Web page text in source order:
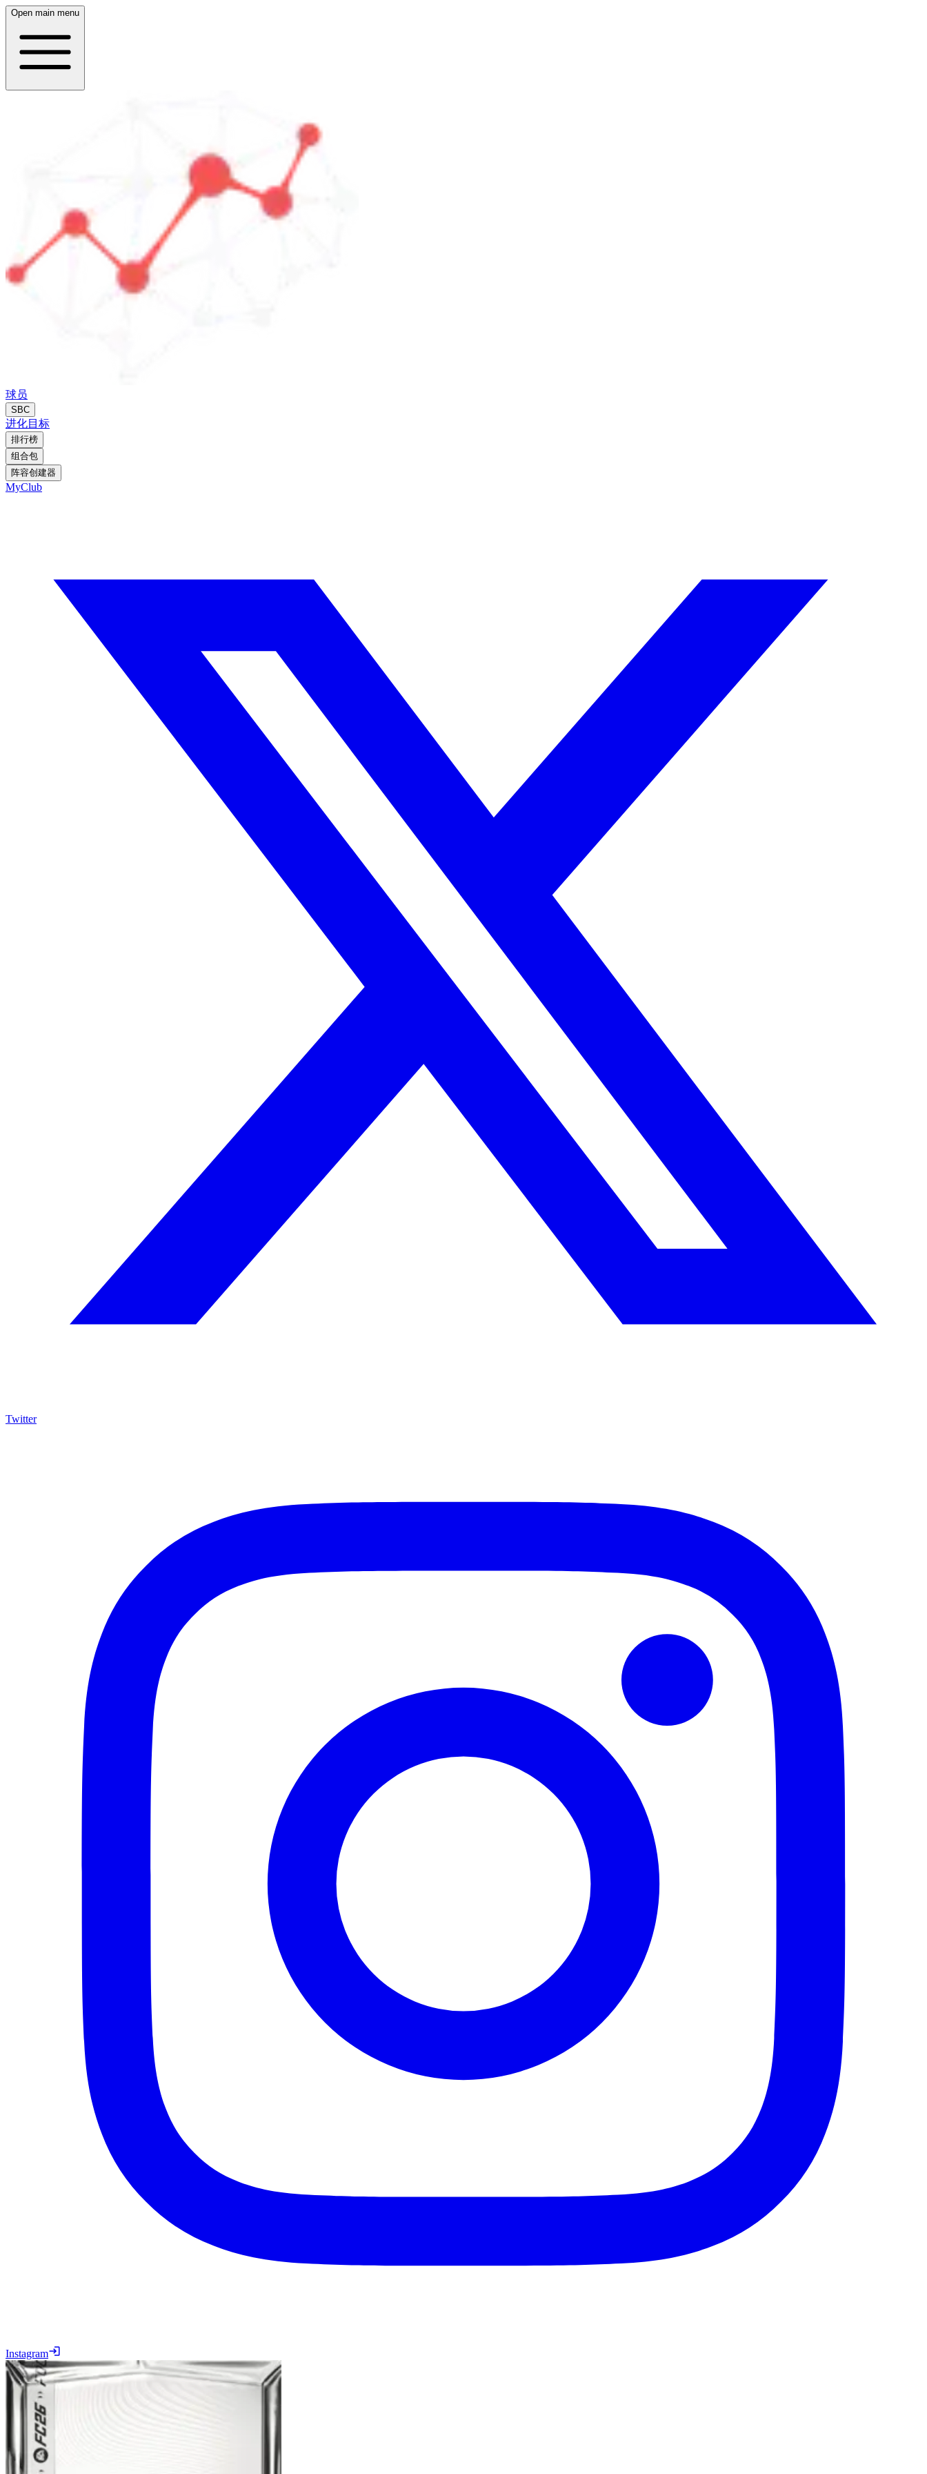
Open main menu
球员
SBC
进化目标
排行榜
组合包
阵容创建器
MyClub
Twitter
Instagram